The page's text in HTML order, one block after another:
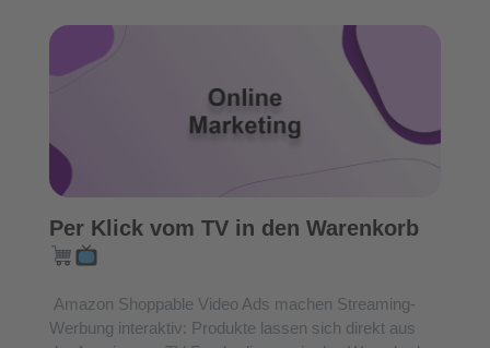
Per Klick vom TV in den Warenkorb
Amazon Shoppable Video Ads machen Streaming-
Werbung interaktiv: Produkte lassen sich direkt aus